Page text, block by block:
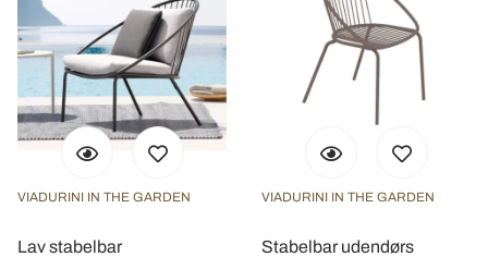
VIADURINI IN THE GARDEN
Lav stabelbar
VIADURINI IN THE GARDEN
Stabelbar udendørs